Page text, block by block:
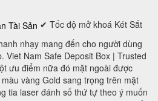
✔ Tốc độ mở khoá Két Sắt
nhạy mang đến cho người dùng
Viet Nam Safe Deposit Box | Trusted
ưu điểm nữa đó mặt ngoài được
vàng Gold sang trọng trên mặt
tia laser đánh số thứ tự theo ý muốn